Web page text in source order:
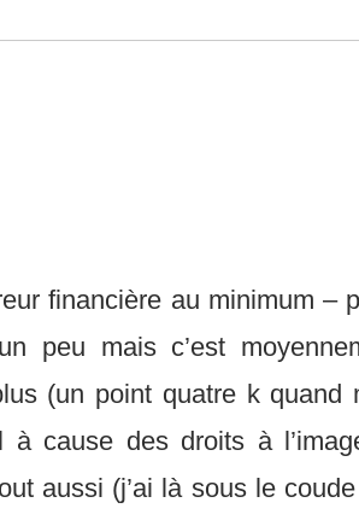
financière au minimum –
peu mais c’est
(un point quatre k quand
à cause des droits à
aussi (j’ai là sous le